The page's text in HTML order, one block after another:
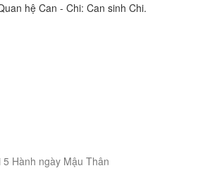
hệ Can - Chi: Can sinh Chi.
Hành ngày Mậu Thân